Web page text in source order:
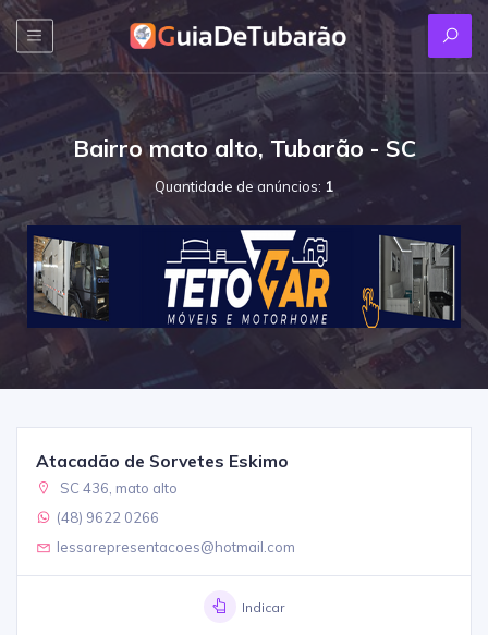
Bairro mato alto, Tubarão - SC
Quantidade de anúncios: 1
Atacadão de Sorvetes Eskimo
SC 436, mato alto
(48) 9622 0266
lessarepresentacoes@hotmail.com
Indicar